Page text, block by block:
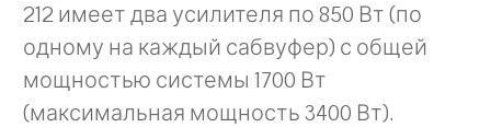
212 имеет два усилителя по 850 Вт (по
одному на каждый сабвуфер) с общей
мощностью системы 1700 Вт
(максимальная мощность 3400 Вт).